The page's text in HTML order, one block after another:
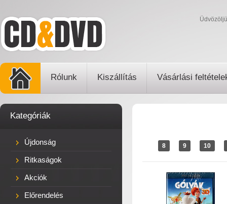
Rólunk Kiszállítás Vásárlási
Kategóriák
Újdonság
Ritkaságok
Akciók
Előrendelés
8 9 10